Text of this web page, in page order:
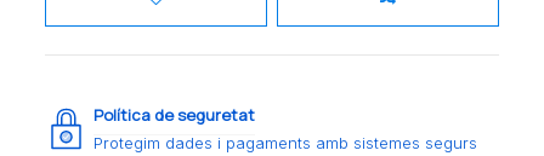
Política de seguretat
Protegim dades i pagaments amb sistemes segurs